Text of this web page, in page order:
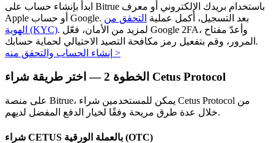
الاستثمار التلقائي
ابدأ بإنشاء حساب على Bitrue باستخدام بريدك الإلكتروني أو معرف
Apple أو حساب Google. بعد التسجيل، أكمل عملية التحقق من
الهوية (KYC). لمزيد من الأمان، فعّل Google 2FA، وأعدّ مفتاح
المرور، وقم بتفعيل رمز مكافحة التصيد الاحتيالي لحماية حسابك.
إنشاء الحساب والتحقق منه >
الخطوة اختر طريقة شراء Cetus Protocol
على منصة Bitrue، يمكن للمستخدمين شراء Cetus Protocol من
خلال عدة طرق مريحة وفقًا لخيار الدفع المفضل لديهم.
شراء CETUS بالعملة الورقية (OTC)